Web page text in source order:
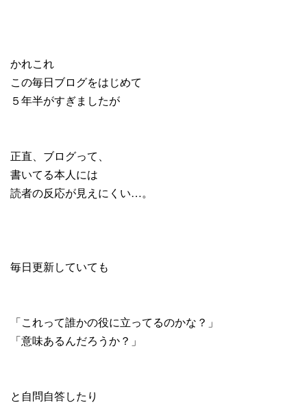
かれこれ
この毎日ブログをはじめて
５年半がすぎましたが
正直、ブログって、
書いてる本人には
読者の反応が見えにくい…。
毎日更新していても
「これって誰かの役に立ってるのかな？」
「意味あるんだろうか？」
と自問自答したり